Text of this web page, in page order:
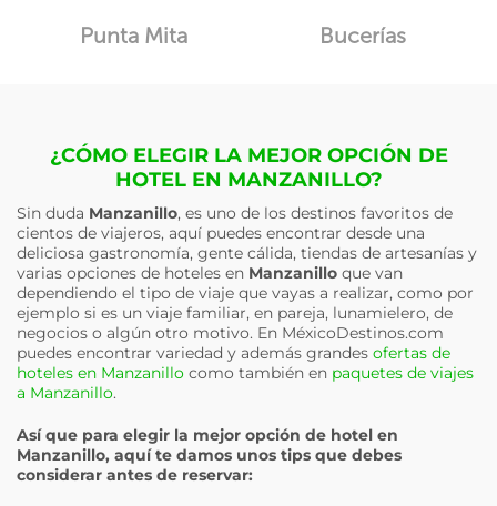
Punta Mita Bucerías
¿CÓMO ELEGIR LA MEJOR OPCIÓN DE
HOTEL EN MANZANILLO?
Sin duda Manzanillo, es uno de los destinos favoritos de
cientos de viajeros, aquí puedes encontrar desde una
deliciosa gastronomía, gente cálida, tiendas de artesanías y
varias opciones de hoteles en Manzanillo que van
dependiendo el tipo de viaje que vayas a realizar, como por
ejemplo si es un viaje familiar, en pareja, lunamielero, de
negocios o algún otro motivo. En MéxicoDestinos.com
puedes encontrar variedad y además grandes ofertas de
hoteles en Manzanillo como también en paquetes de viajes
a Manzanillo.
Así que para elegir la mejor opción de hotel en
Manzanillo, aquí te damos unos tips que debes
considerar antes de reservar: